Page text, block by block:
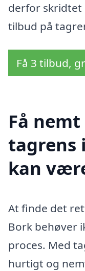
derfor skridtet
tilbud på
Få 3 tilbud,
Få
tagrens
kan
At finde det
Bork behøver
proces. Med
hurtigt og